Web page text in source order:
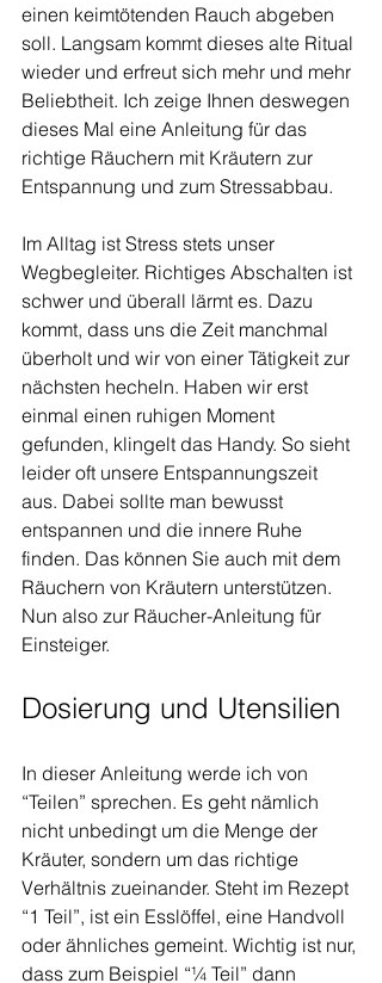
einen keimtötenden Rauch abgeben
soll. Langsam kommt dieses alte Ritual
wieder und erfreut sich mehr und mehr
Beliebtheit. Ich zeige Ihnen deswegen
dieses Mal eine Anleitung für das
richtige Räuchern mit Kräutern zur
Entspannung und zum Stressabbau.
Im Alltag ist Stress stets unser
Wegbegleiter. Richtiges Abschalten ist
schwer und überall lärmt es. Dazu
kommt, dass uns die Zeit manchmal
überholt und wir von einer Tätigkeit zur
nächsten hecheln. Haben wir erst
einmal einen ruhigen Moment
gefunden, klingelt das Handy. So sieht
leider oft unsere Entspannungszeit
aus. Dabei sollte man bewusst
entspannen und die innere Ruhe
finden. Das können Sie auch mit dem
Räuchern von Kräutern unterstützen.
Nun also zur Räucher-Anleitung für
Einsteiger.
Dosierung und Utensilien
In dieser Anleitung werde ich von
“Teilen” sprechen. Es geht nämlich
nicht unbedingt um die Menge der
Kräuter, sondern um das richtige
Verhältnis zueinander. Steht im Rezept
“1 Teil”, ist ein Esslöffel, eine Handvoll
oder ähnliches gemeint. Wichtig ist nur,
dass zum Beispiel “¼ Teil” dann